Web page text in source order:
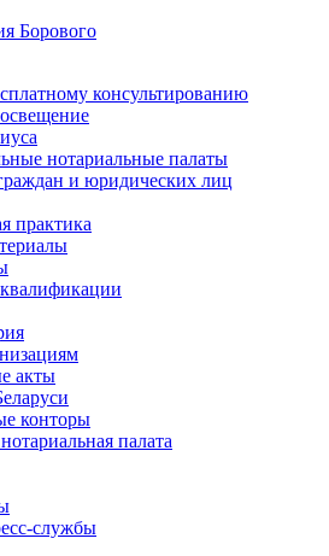
Борового
консультированию
нотариальные палаты
и юридических лиц
практика
акты
конторы
палата
службы